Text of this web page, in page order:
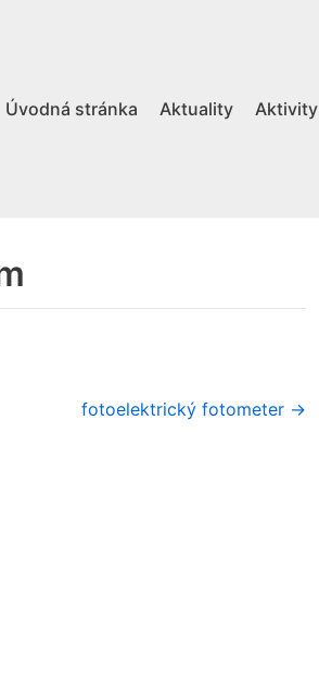
Úvodná stránka Aktuality Aktivity
fotoelektrický fotometer →